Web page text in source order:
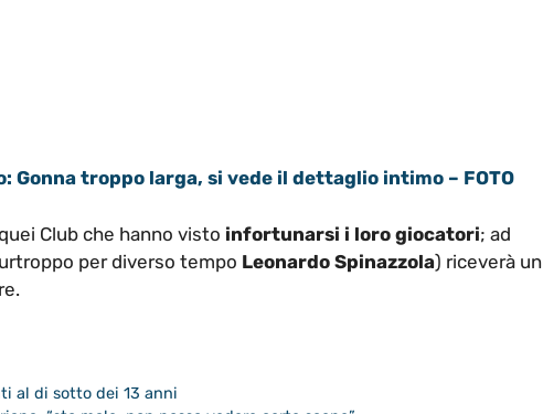
Gonna troppo larga, si vede il dettaglio intimo – FOTO
Club che hanno visto infortunarsi i loro giocatori; ad
per diverso tempo Leonardo Spinazzola) riceverà un
al di sotto dei 13 anni